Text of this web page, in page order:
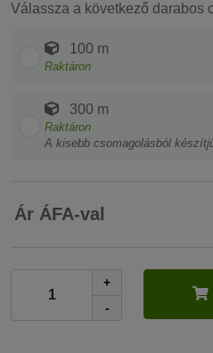
Válassza a következő darabos
100 m
Raktáron
300 m
Raktáron
A kisebb csomagolásból
Ár ÁFA-val
+
-